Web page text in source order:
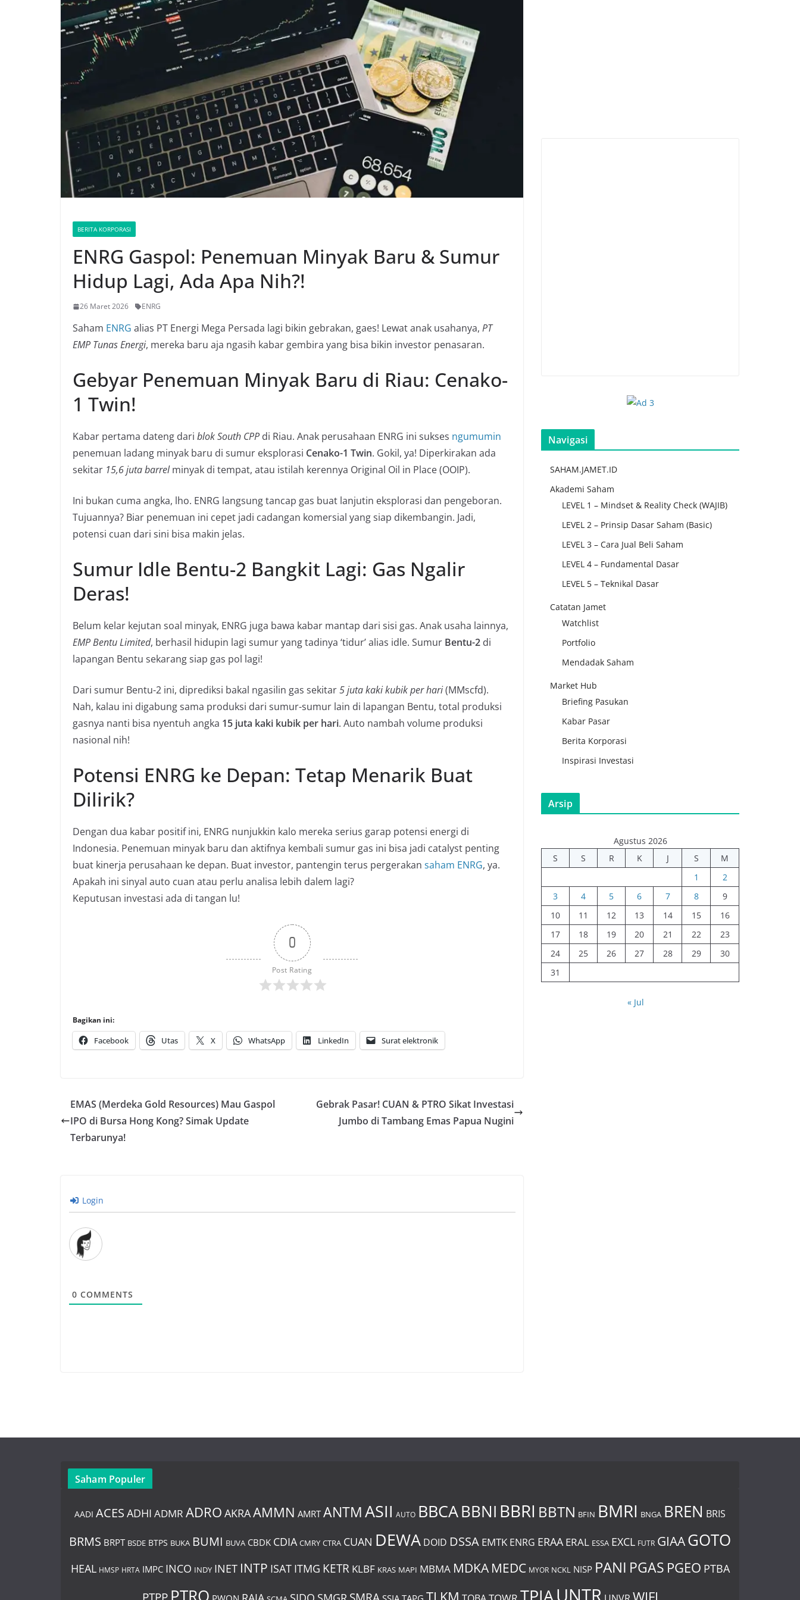
BERITA KORPORASI
ENRG Gaspol: Penemuan Minyak Baru & Sumur
Hidup Lagi, Ada Apa Nih?!
26 Maret 2026 ENRG
Saham ENRG alias PT Energi Mega Persada lagi bikin gebrakan, gaes! Lewat anak usahanya, PT
EMP Tunas Energi, mereka baru aja ngasih kabar gembira yang bisa bikin investor penasaran.
Gebyar Penemuan Minyak Baru di Riau: Cenako-
1 Twin!
Kabar pertama dateng dari blok South CPP di Riau. Anak perusahaan ENRG ini sukses ngumumin
penemuan ladang minyak baru di sumur eksplorasi Cenako-1 Twin. Gokil, ya! Diperkirakan ada
sekitar 15,6 juta barrelminyak di tempat, atau istilah kerennya Original Oil in Place (OOIP).
Ini bukan cuma angka, lho. ENRG langsung tancap gas buat lanjutin eksplorasi dan pengeboran.
Tujuannya? Biar penemuan ini cepet jadi cadangan komersial yang siap dikembangin. Jadi,
potensi cuan dari sini bisa makin jelas.
Sumur Idle Bentu-2 Bangkit Lagi: Gas Ngalir
Deras!
Belum kelar kejutan soal minyak, ENRG juga bawa kabar mantap dari sisi gas. Anak usaha lainnya,
EMP Bentu Limited, berhasil hidupin lagi sumur yang tadinya ‘tidur’ alias idle. Sumur Bentu-2 di
lapangan Bentu sekarang siap gas pol lagi!
Dari sumur Bentu-2 ini, diprediksi bakal ngasilin gas sekitar5 juta kaki kubik per hari(MMscfd).
Nah, kalau ini digabung sama produksi dari sumur-sumur lain di lapangan Bentu, total produksi
gasnya nanti bisa nyentuh angka 15 juta kaki kubik per hari. Auto nambah volume produksi
nasional nih!
Potensi ENRG ke Depan: Tetap Menarik Buat
Dilirik?
Dengan dua kabar positif ini, ENRG nunjukkin kalo mereka serius garap potensi energi di
Indonesia. Penemuan minyak baru dan aktifnya kembali sumur gas ini bisa jadi catalyst penting
buat kinerja perusahaan ke depan. Buat investor, pantengin terus pergerakan saham ENRG, ya.
Apakah ini sinyal auto cuan atau perlu analisa lebih dalem lagi?
Keputusan investasi ada di tangan lu!
0
Post Rating
Bagikan ini:
Facebook Utas X WhatsApp LinkedIn Surat elektronik
EMAS (Merdeka Gold Resources) Mau Gaspol
IPO di Bursa Hong Kong? Simak Update
Terbarunya!
Gebrak Pasar! CUAN & PTRO Sikat Investasi
Jumbo di Tambang Emas Papua Nugini
Login
0 COMMENTS
Navigasi
SAHAM.JAMET.ID
Akademi Saham
LEVEL 1 – Mindset & Reality Check (WAJIB)
LEVEL 2 – Prinsip Dasar Saham (Basic)
LEVEL 3 – Cara Jual Beli Saham
LEVEL 4 – Fundamental Dasar
LEVEL 5 – Teknikal Dasar
Catatan Jamet
Watchlist
Portfolio
Mendadak Saham
Market Hub
Briefing Pasukan
Kabar Pasar
Berita Korporasi
Inspirasi Investasi
Arsip
Agustus 2026
S
S R K J S
M
1
2
3
4 5 6 7 8
9
10
11 12 13 14 15
16
17
18 19 20 21 22
23
24
25 26 27 28 29
30
31
« Jul
Saham Populer
AADI ACES ADHI ADMR ADRO AKRAAMMN AMRT ANTMASII AUTO BBCABBNI BBRI BBTN BFIN BMRI BNGA BREN BRIS
BRMS BRPT BSDE BTPS BUKA BUMI BUVA CBDK CDIA CMRY CTRA CUAN DEWA DOID DSSA EMTK ENRG ERAA ERAL ESSA EXCL FUTR GIAAGOTO
HEAL HMSP HRTA IMPC INCO INDY INET INTP ISAT ITMG KETR KLBF KRAS MAPI MBMA MDKA MEDC MYOR NCKL NISP PANI PGAS PGEO PTBA